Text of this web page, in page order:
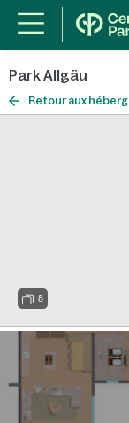
Park Allgäu
Retour aux
8